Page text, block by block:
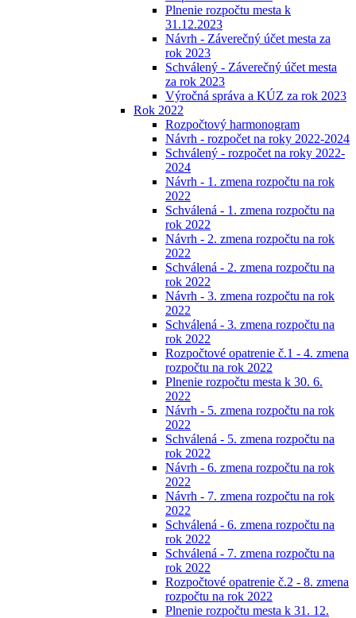
Plnenie rozpočtu mesta k
31.12.2023
Návrh - Záverečný účet mesta za
rok 2023
Schválený - Záverečný účet mesta
za rok 2023
Výročná správa a KÚZ za rok 2023
Rok 2022
Rozpočtový harmonogram
Návrh - rozpočet na roky 2022-2024
Schválený - rozpočet na roky 2022-
2024
Návrh - 1. zmena rozpočtu na rok
2022
Schválená - 1. zmena rozpočtu na
rok 2022
Návrh - 2. zmena rozpočtu na rok
2022
Schválená - 2. zmena rozpočtu na
rok 2022
Návrh - 3. zmena rozpočtu na rok
2022
Schválená - 3. zmena rozpočtu na
rok 2022
Rozpočtové opatrenie č.1 - 4. zmena
rozpočtu na rok 2022
Plnenie rozpočtu mesta k 30. 6.
2022
Návrh - 5. zmena rozpočtu na rok
2022
Schválená - 5. zmena rozpočtu na
rok 2022
Návrh - 6. zmena rozpočtu na rok
2022
Návrh - 7. zmena rozpočtu na rok
2022
Schválená - 6. zmena rozpočtu na
rok 2022
Schválená - 7. zmena rozpočtu na
rok 2022
Rozpočtové opatrenie č.2 - 8. zmena
rozpočtu na rok 2022
Plnenie rozpočtu mesta k 31. 12.